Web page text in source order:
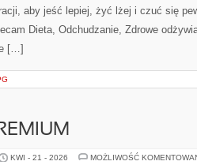
aby jeść lepiej, żyć lżej i czuć się
Dieta, Odchudzanie, Zdrowe
[…]
KWI - 21 - 2026 MOŻLIWOŚĆ